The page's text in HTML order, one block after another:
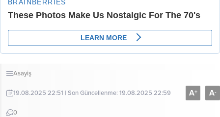
Asayiş
19.08.2025 22:51 | Son Güncellenme: 19.08.2025 22:59
0
A+ A-